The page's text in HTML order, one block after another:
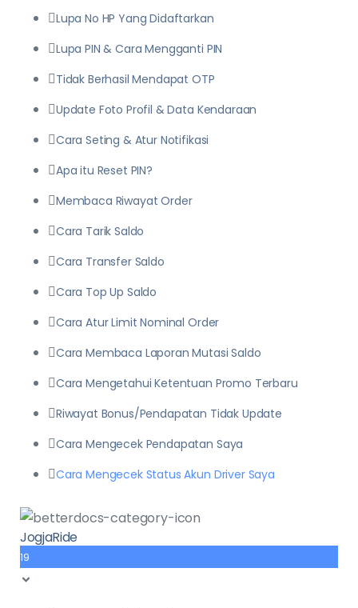
Lupa No HP Yang Didaftarkan
Lupa PIN & Cara Mengganti PIN
Tidak Berhasil Mendapat OTP
Update Foto Profil & Data Kendaraan
Cara Seting & Atur Notifikasi
Apa itu Reset PIN?
Membaca Riwayat Order
Cara Tarik Saldo
Cara Transfer Saldo
Cara Top Up Saldo
Cara Atur Limit Nominal Order
Cara Membaca Laporan Mutasi Saldo
Cara Mengetahui Ketentuan Promo Terbaru
Riwayat Bonus/Pendapatan Tidak Update
Cara Mengecek Pendapatan Saya
Cara Mengecek Status Akun Driver Saya
JogjaRide
19